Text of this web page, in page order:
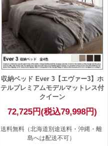
収納ベッド Ever 3【エヴァー3】ホ
テルプレミアムモデルマットレス付
クイーン
72,725円(税込79,998円)
送料無料（北海道別途送料・沖縄・離
島へは配送不可）